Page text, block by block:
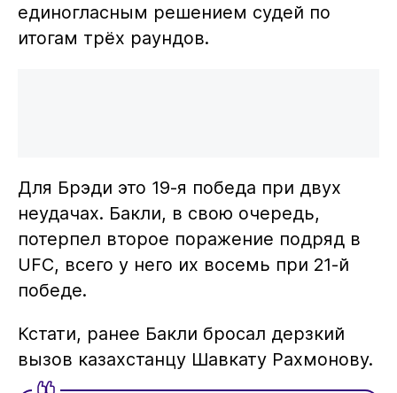
единогласным решением судей по
итогам трёх раундов.
Для Брэди это 19-я победа при двух
неудачах. Бакли, в свою очередь,
потерпел второе поражение подряд в
UFC, всего у него их восемь при 21-й
победе.
Кстати, ранее Бакли бросал дерзкий
вызов казахстанцу Шавкату Рахмонову.